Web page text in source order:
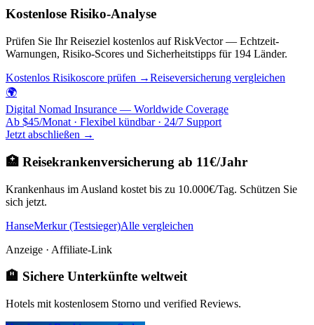
Kostenlose Risiko-Analyse
Prüfen Sie Ihr Reiseziel kostenlos auf RiskVector — Echtzeit-
Warnungen, Risiko-Scores und Sicherheitstipps für 194 Länder.
Kostenlos Risikoscore prüfen →Reiseversicherung vergleichen
🌍
Digital Nomad Insurance — Worldwide Coverage
Ab $45/Monat · Flexibel kündbar · 24/7 Support
Jetzt abschließen →
🏥 Reisekrankenversicherung ab 11€/Jahr
Krankenhaus im Ausland kostet bis zu 10.000€/Tag. Schützen Sie
sich jetzt.
HanseMerkur (Testsieger)Alle vergleichen
Anzeige · Affiliate-Link
🏨 Sichere Unterkünfte weltweit
Hotels mit kostenlosem Storno und verified Reviews.